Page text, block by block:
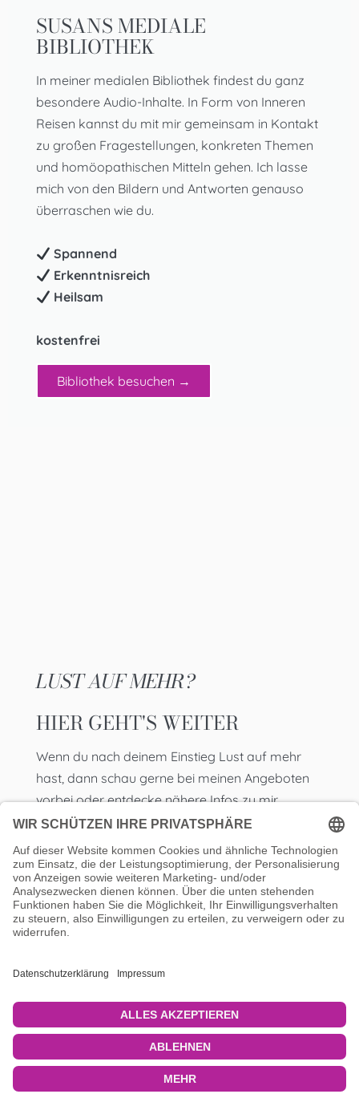
SUSANS MEDIALE
BIBLIOTHEK
In meiner medialen Bibliothek findest du ganz
besondere Audio-Inhalte. In Form von Inneren
Reisen kannst du mit mir gemeinsam in Kontakt
zu großen Fragestellungen, konkreten Themen
und homöopathischen Mitteln gehen. Ich lasse
mich von den Bildern und Antworten genauso
überraschen wie du.
Spannend
Erkenntnisreich
Heilsam
kostenfrei
Bibliothek besuchen →
LUST AUF MEHR?
HIER GEHT'S WEITER
Wenn du nach deinem Einstieg Lust auf mehr
hast, dann schau gerne bei meinen Angeboten
vorbei oder entdecke nähere Infos zu mir,
meinen Blog oder meine Interviews und Videos.
Lerne Susan und ihre Bauweise kennen
Lerne dich selbst und deine Bauweise
kennen
Komm zurück in deine Individualität
Lust auf mehr! →
IHaftungsausschluss